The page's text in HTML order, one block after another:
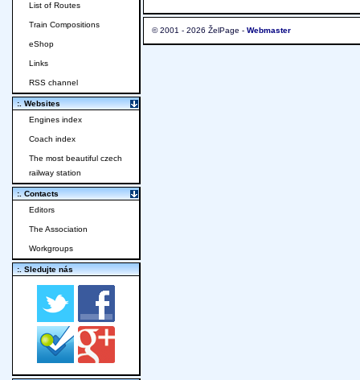
© 2001 - 2026 ŽelPage - Webmaster
List of Routes
Train Compositions
eShop
Links
RSS channel
:. Websites
Engines index
Coach index
The most beautiful czech
railway station
:. Contacts
Editors
The Association
Workgroups
:. Sledujte nás